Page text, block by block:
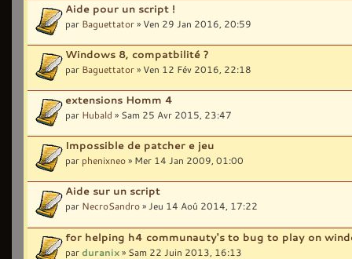
Aide pour un script !
par Baguettator» Ven 29 Jan 2016, 20:59
Windows 8, compatbilité ?
par Baguettator» Ven 12 Fév 2016, 22:18
extensions Homm 4
par Hubald » Sam 25 Avr 2015, 23:47
Impossible de patcher e jeu
par phenixneo» Mer 14 Jan 2009, 01:00
Aide sur un script
par NecroSandro» Jeu 14 Aoû 2014, 17:22
for helping h4 communauty's to bug to play on
parduranix» Sam 22 Juin 2013, 16:13